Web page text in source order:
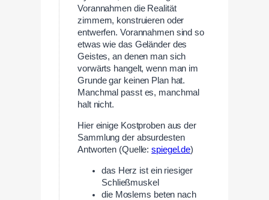
Vorannahmen die Realität
zimmern, konstruieren oder
entwerfen. Vorannahmen sind so
etwas wie das Geländer des
Geistes, an denen man sich
vorwärts hangelt, wenn man im
Grunde gar keinen Plan hat.
Manchmal passt es, manchmal
halt nicht.
Hier einige Kostproben aus der
Sammlung der absurdesten
Antworten (Quelle:spiegel.de)
das Herz ist ein riesiger
Schließmuskel
die Moslems beten nach